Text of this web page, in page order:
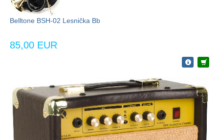
Belltone BSH-02 Lesnička Bb
85,00 EUR